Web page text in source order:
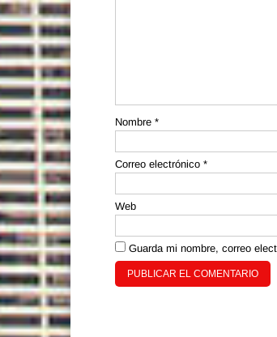
Nombre *
Correo electrónico *
Web
Guarda mi nombre, correo